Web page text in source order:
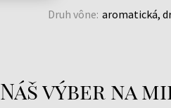
Druh vône: aromatická,
Náš výber na